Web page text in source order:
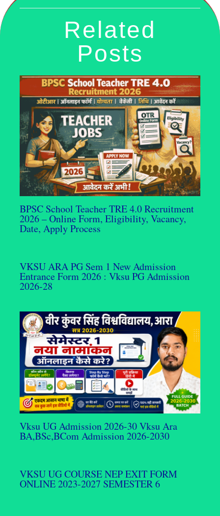
Related
Posts
BPSC School Teacher TRE 4.0 Recruitment
2026 – Online Form, Eligibility, Vacancy,
Date, Apply Process
VKSU ARA PG Sem 1 New Admission
Entrance Form 2026 : Vksu PG Admission
2026-28
Vksu UG Admission 2026-30 Vksu Ara
BA,BSc,BCom Admission 2026-2030
VKSU UG COURSE NEP EXIT FORM
ONLINE 2023-2027 SEMESTER 6